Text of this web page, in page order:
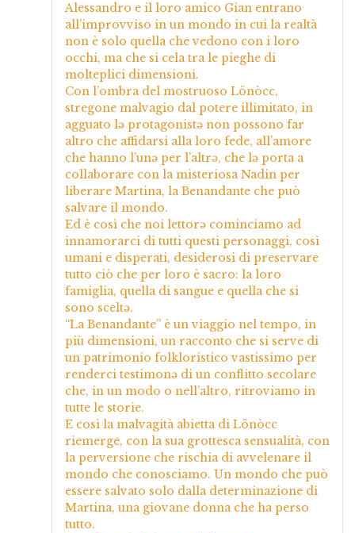
Alessandro e il loro amico Gian entrano
all’improvviso in un mondo in cui la realtà
non è solo quella che vedono con i loro
occhi, ma che si cela tra le pieghe di
molteplici dimensioni.
Con l’ombra del mostruoso Lönòcc,
stregone malvagio dal potere illimitato, in
agguato lə protagonistə non possono far
altro che affidarsi alla loro fede, all’amore
che hanno l’unə per l’altrə, che lə porta a
collaborare con la misteriosa Nadin per
liberare Martina, la Benandante che può
salvare il mondo.
Ed è così che noi lettorə cominciamo ad
innamorarci di tutti questi personaggi, così
umani e disperati, desiderosi di preservare
tutto ciò che per loro è sacro: la loro
famiglia, quella di sangue e quella che si
sono sceltə.
“La Benandante” è un viaggio nel tempo, in
più dimensioni, un racconto che si serve di
un patrimonio folkloristico vastissimo per
renderci testimonə di un conflitto secolare
che, in un modo o nell’altro, ritroviamo in
tutte le storie.
E così la malvagità abietta di Lönòcc
riemerge, con la sua grottesca sensualità, con
la perversione che rischia di avvelenare il
mondo che conosciamo. Un mondo che può
essere salvato solo dalla determinazione di
Martina, una giovane donna che ha perso
tutto.